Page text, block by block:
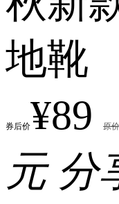
地靴
券后价¥89 原
元 分